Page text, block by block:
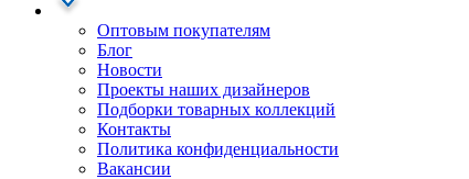
Оптовым покупателям
Блог
Новости
Проекты наших дизайнеров
Подборки товарных коллекций
Контакты
Политика конфиденциальности
Вакансии